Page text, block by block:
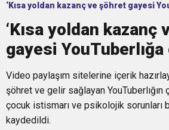
0:07 DİTİB kurucularından Abdullah
eşi son yolculuğuna uğurlandı
1:05 KÖLN’DE SAĞLIK VE GÜZELLİK
BULUŞUYOR
‘Kısa yoldan kazanç ve şöhret gayesi
özendiriyor’
‘Kısa yoldan kazanç
gayesi
Video paylaşım sitelerine içerik
şöhret ve gelir sağlayan
çocuk istismarı ve psikolojik sorunları
kaydedildi.